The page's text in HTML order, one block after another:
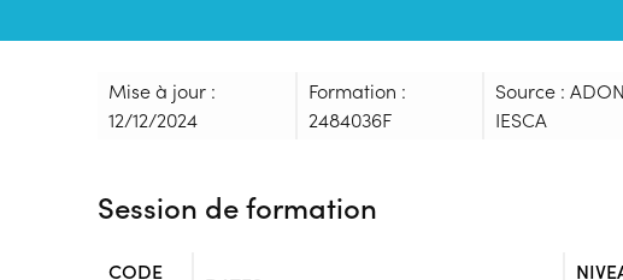
Mise à jour :
12/12/2024
Formation :
2484036F
Source :
IESCA
Session de formation
CODE